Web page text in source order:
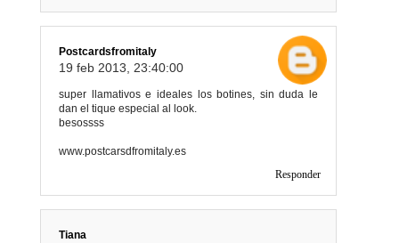
Postcardsfromitaly
19 feb 2013, 23:40:00
super llamativos e ideales los botines, sin duda le
dan el tique especial al look.
besossss
www.postcarsdfromitaly.es
Responder
Tiana